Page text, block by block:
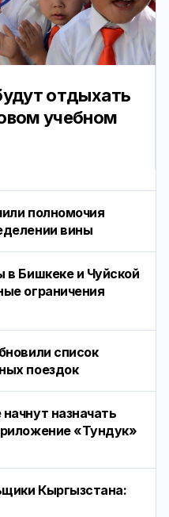
отдыхать
учебном
полномочия
вины
в Бишкеке и Чуйской
ограничения
список
поездок
назначать
«Тундук»
Кыргызстана: